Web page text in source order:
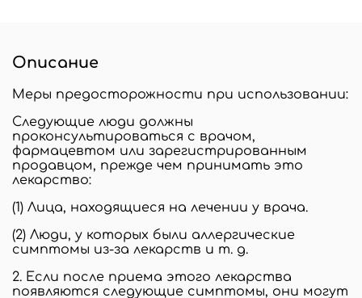
Описание
Меры предосторожности при использовании:
Следующие люди должны
проконсультироваться с врачом,
фармацевтом или зарегистрированным
продавцом, прежде чем принимать это
лекарство:
(1) Лица, находящиеся на лечении у врача.
(2) Люди, у которых были аллергические
симптомы из-за лекарств и т. д.
2. Если после приема этого лекарства
появляются следующие симптомы, они могут